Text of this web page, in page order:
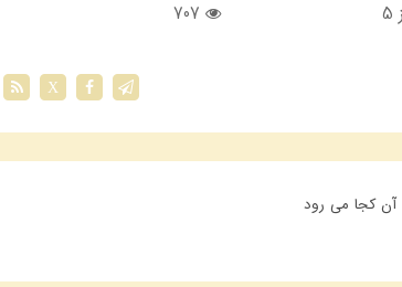
707
X
آن کجا می رود